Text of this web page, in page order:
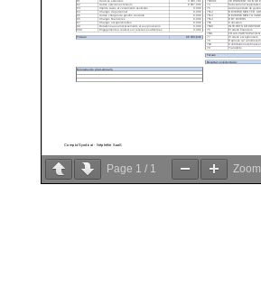
Page 1 / 1 Zoom